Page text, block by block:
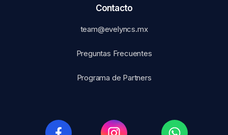
Contacto
team@evelyncs.mx
Preguntas Frecuentes
Programa de Partners